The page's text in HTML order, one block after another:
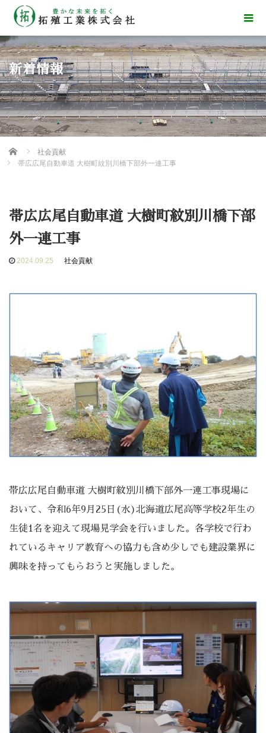
新着情報
Home
社会貢献
帯広広尾自動車道 大樹町紋別川橋下部外一連工事
帯広広尾自動車道 大樹町紋別川橋下部
外一連工事
2024.09.25 社会貢献
帯広広尾自動車道 大樹町紋別川橋下部外一連工事現場に
おいて、令和6年9月25日(水)北海道広尾高等学校2年生の
生徒1名を迎えて現場見学会を行いました。各学校で行わ
れているキャリア教育への協力も含め少しでも建設業界に
興味を持ってもらおうと実施しました。